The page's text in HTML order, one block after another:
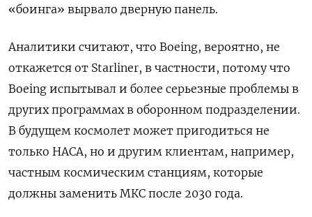
«боинга» вырвало дверную панель.
Аналитики считают, что Boeing, вероятно, не
откажется от Starliner, в частности, потому что
Boeing испытывал и более серьезные проблемы в
других программах в оборонном подразделении.
В будущем космолет может пригодиться не
только НАСА, но и другим клиентам, например,
частным космическим станциям, которые
должны заменить МКС после 2030 года.